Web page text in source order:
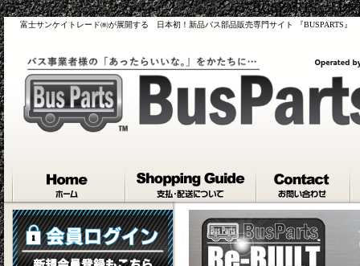
『BUSPARTS』日
富士サンケイトレード㈱が展開する 日本初！新品バス部品販売専門サイト 『BUSPARTS』